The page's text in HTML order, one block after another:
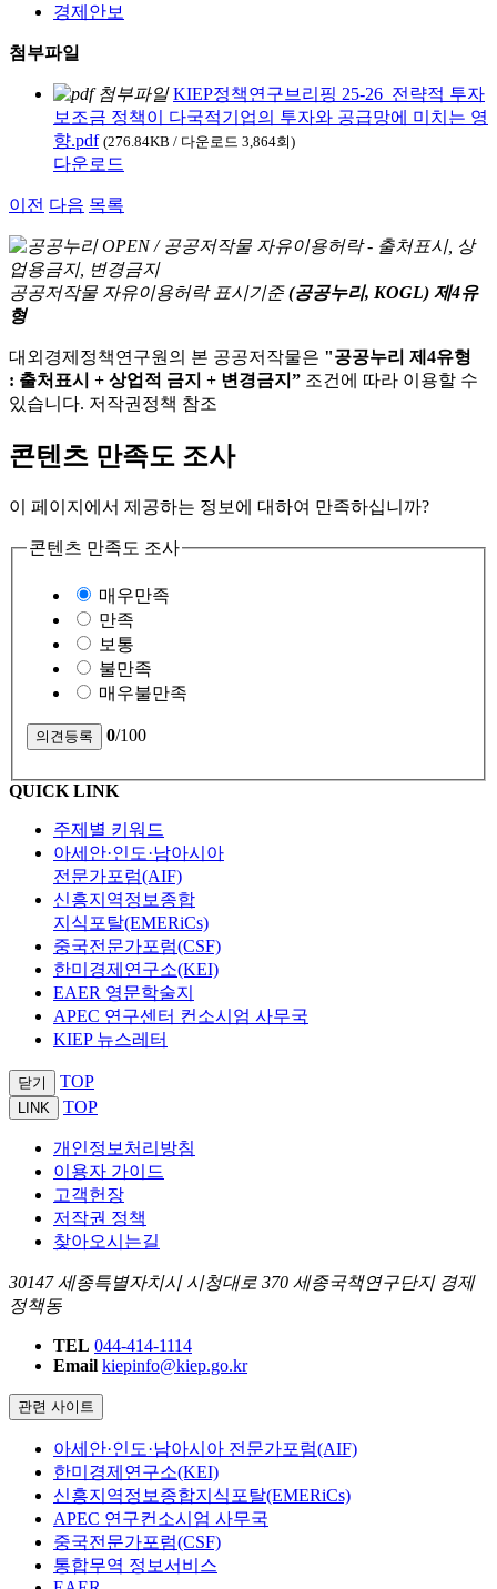
경제안보
첨부파일
KIEP정책연구브리핑 25-26_전략적 투자
보조금 정책이 다국적기업의 투자와 공급망에 미치는 영
향.pdf (276.84KB / 다운로드 3,864회)
다운로드
이전 다음 목록
공공저작물 자유이용허락 표시기준 (공공누리, KOGL) 제4유
형
대외경제정책연구원의 본 공공저작물은 "공공누리 제4유형
: 출처표시 + 상업적 금지 + 변경금지” 조건에 따라 이용할 수
있습니다. 저작권정책 참조
콘텐츠 만족도 조사
이 페이지에서 제공하는 정보에 대하여 만족하십니까?
콘텐츠 만족도 조사
매우만족
만족
보통
불만족
매우불만족
0/100
QUICK LINK
주제별 키워드
아세안·인도·남아시아
전문가포럼(AIF)
신흥지역정보종합
지식포탈(EMERiCs)
중국전문가포럼(CSF)
한미경제연구소(KEI)
EAER 영문학술지
APEC 연구센터 컨소시엄 사무국
KIEP 뉴스레터
닫기 TOP
LINK TOP
개인정보처리방침
이용자 가이드
고객헌장
저작권 정책
찾아오시는길
30147 세종특별자치시 시청대로 370 세종국책연구단지 경제
정책동
TEL 044-414-1114
Email kiepinfo@kiep.go.kr
관련 사이트
아세안·인도·남아시아 전문가포럼(AIF)
한미경제연구소(KEI)
신흥지역정보종합지식포탈(EMERiCs)
APEC 연구컨소시엄 사무국
중국전문가포럼(CSF)
통합무역 정보서비스